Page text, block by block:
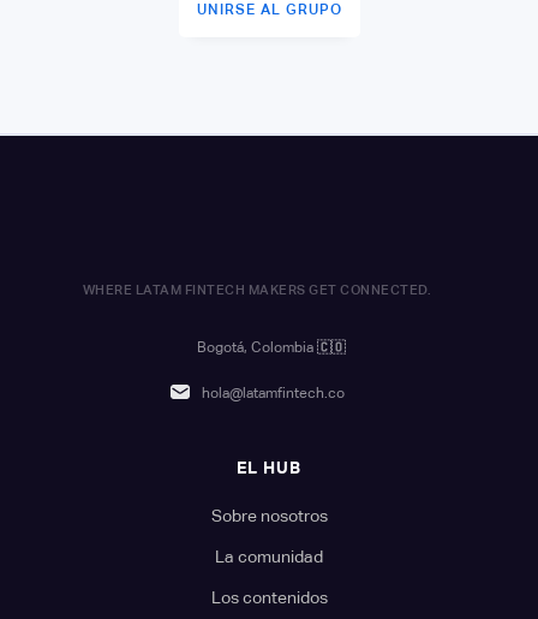
UNIRSE AL GRUPO
WHERE LATAM FINTECH MAKERS GET CONNECTED.
Bogotá, Colombia 🇨🇴
hola@latamfintech.co
EL HUB
Sobre nosotros
La comunidad
Los contenidos